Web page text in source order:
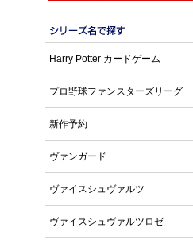
Harry Potter カードゲーム
プロ野球ファンスターズリーグ
新作予約
ヴァンガード
ヴァイスシュヴァルツ
ヴァイスシュヴァルツロゼ